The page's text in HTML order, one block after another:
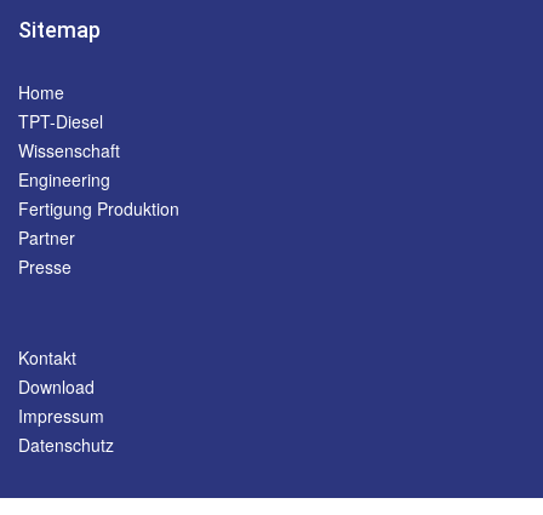
Sitemap
Home
TPT-Diesel
Wissenschaft
Engineering
Fertigung Produktion
Partner
Presse
Kontakt
Download
Impressum
Datenschutz